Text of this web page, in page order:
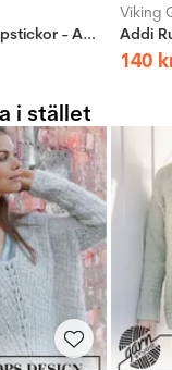
Addi Strumpstickor - Aluminium
Viking
140
i stället